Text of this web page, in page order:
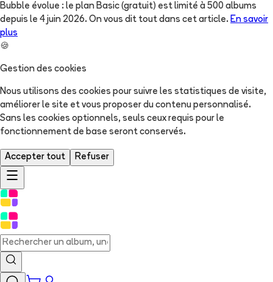
Bubble évolue : le plan Basic (gratuit) est limité à 500 albums
depuis le 4 juin 2026. On vous dit tout dans cet article. En savoir
plus
🍪
Gestion des cookies
Nous utilisons des cookies pour suivre les statistiques de visite,
améliorer le site et vous proposer du contenu personnalisé.
Sans les cookies optionnels, seuls ceux requis pour le
fonctionnement de base seront conservés.
Accepter tout Refuser